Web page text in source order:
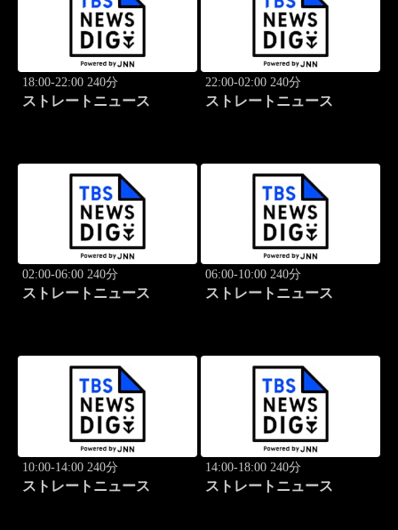
18:00-22:00 240分
ストレートニュース
22:00-02:00 240分
ストレートニュース
02:00-06:00 240分
ストレートニュース
06:00-10:00 240分
ストレートニュース
10:00-14:00 240分
ストレートニュース
14:00-18:00 240分
ストレートニュース